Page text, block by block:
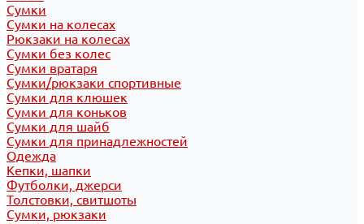
Сумки
Сумки на колесах
Рюкзаки на колесах
Сумки без колес
Сумки вратаря
Сумки/рюкзаки спортивные
Сумки для клюшек
Сумки для коньков
Сумки для шайб
Сумки для принадлежностей
Одежда
Кепки, шапки
Футболки, джерси
Толстовки, свитшоты
Сумки, рюкзаки